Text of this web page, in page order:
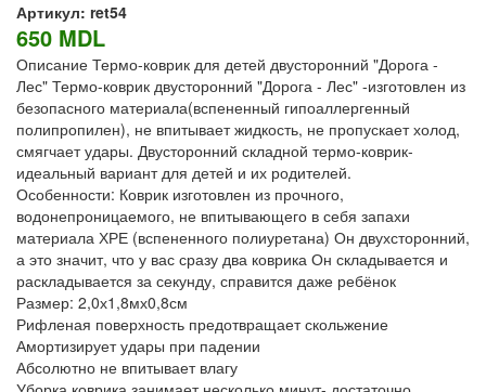
Артикул: ret54
650 MDL
Описание Термо-коврик для детей двусторонний "Дорога -
Лес" Термо-коврик двусторонний "Дорога - Лес" -изготовлен из
безопасного материала(вспененный гипоаллергенный
полипропилен), не впитывает жидкость, не пропускает холод,
смягчает удары. Двусторонний складной термо-коврик-
идеальный вариант для детей и их родителей.
Особенности: Коврик изготовлен из прочного,
водонепроницаемого, не впитывающего в себя запахи
материала ХРЕ (вспененного полиуретана) Он двухсторонний,
а это значит, что у вас сразу два коврика Он складывается и
раскладывается за секунду, справится даже ребёнок
Размер: 2,0х1,8мх0,8см
Рифленая поверхность предотвращает скольжение
Амортизирует удары при падении
Абсолютно не впитывает влагу